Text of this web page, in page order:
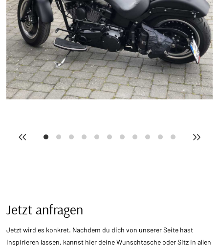
Jetzt anfragen
Jetzt wird es konkret. Nachdem du dich von unserer Seite hast
inspirieren lassen, kannst hier deine Wunschtasche oder Sitz in allen